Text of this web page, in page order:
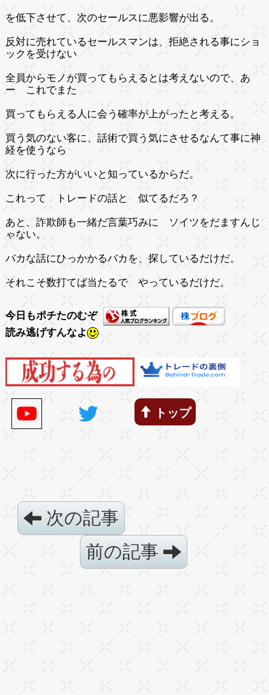
を低下させて、次のセールスに悪影響が出る。
反対に売れているセールスマンは、拒絶される事にショ
ックを受けない
全員からモノが買ってもらえるとは考えないので、あ
ー これでまた
買ってもらえる人に会う確率が上がったと考える。
買う気のない客に、話術で買う気にさせるなんて事に神
経を使うなら
次に行った方がいいと知っているからだ。
これって トレードの話と 似てるだろ？
あと、詐欺師も一緒だ言葉巧みに ソイツをだますんじ
ゃない。
バカな話にひっかかるバカを、探しているだけだ。
それこそ数打てば当たるで やっているだけだ。
今日もポチたのむぞ
読み逃げすんなよ
トップ
次の記事
前の記事